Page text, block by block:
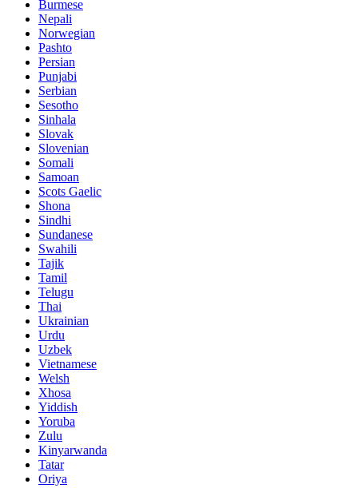
Burmese
Nepali
Norwegian
Pashto
Persian
Punjabi
Serbian
Sesotho
Sinhala
Slovak
Slovenian
Somali
Samoan
Scots Gaelic
Shona
Sindhi
Sundanese
Swahili
Tajik
Tamil
Telugu
Thai
Ukrainian
Urdu
Uzbek
Vietnamese
Welsh
Xhosa
Yiddish
Yoruba
Zulu
Kinyarwanda
Tatar
Oriya